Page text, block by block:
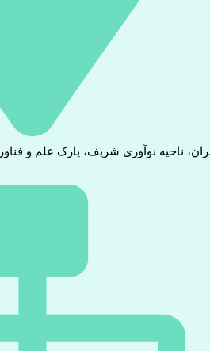
ناحیه نوآوری شریف، پارک علم و